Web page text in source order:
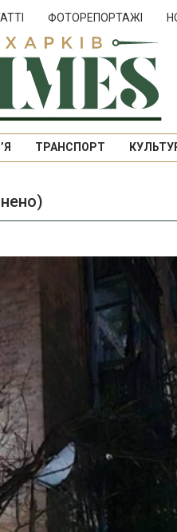
ФОТОРЕПОРТАЖІ
ТРАНСПОРТ